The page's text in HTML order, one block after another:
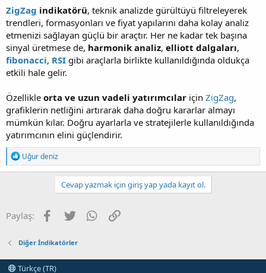
ZigZag indikatörü, teknik analizde gürültüyü filtreleyerek
trendleri, formasyonları ve fiyat yapılarını daha kolay analiz
etmenizi sağlayan güçlü bir araçtır. Her ne kadar tek başına
sinyal üretmese de, harmonik analiz, elliott dalgaları,
fibonacci, RSI gibi araçlarla birlikte kullanıldığında oldukça
etkili hale gelir.
Özellikle orta ve uzun vadeli yatırımcılar için ZigZag,
grafiklerin netliğini artırarak daha doğru kararlar almayı
mümkün kılar. Doğru ayarlarla ve stratejilerle kullanıldığında
yatırımcının elini güçlendirir.
T
e
p
e
r
Uğur deniz
Cevap yazmak için giriş yap yada kayıt ol.
Paylaş: Facebook
Twitter WhatsApp
Diğer İndikatörler
Türkçe (TR)